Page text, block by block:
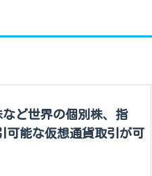

ど世界の個別株、指
可能な仮想通貨取引が可